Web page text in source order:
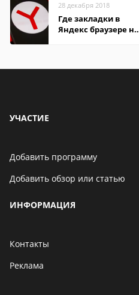
28 декабря 2018
Где закладки в
Яндекс браузере на
УЧАСТИЕ
Добавить программу
Добавить обзор или статью
ИНФОРМАЦИЯ
Контакты
Реклама